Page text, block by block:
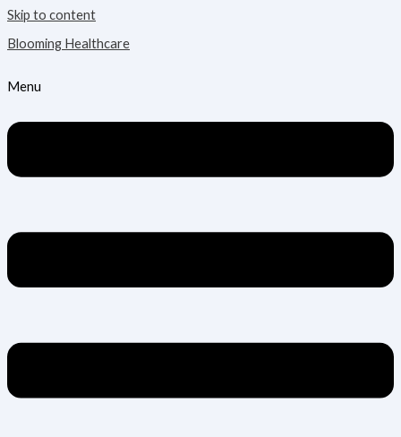
Skip to content
Blooming Healthcare
Menu